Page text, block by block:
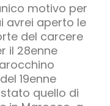
motivo per
avrei aperto le
del carcere
il 28enne
19enne
quello di